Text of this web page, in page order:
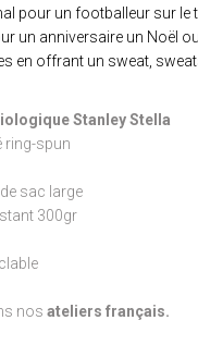
pour un footballeur sur le
un anniversaire un Noël
en offrant un sweat,
Stanley Stella
ring-spun
sac large
300gr
nos ateliers français.